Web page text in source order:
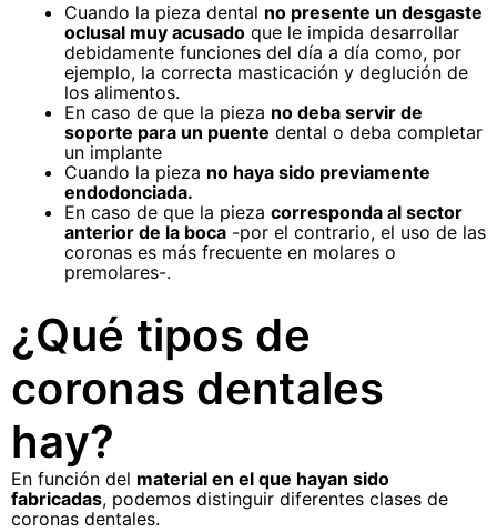
Cuando la pieza dental no presente un desgaste
oclusal muy acusado que le impida desarrollar
debidamente funciones del día a día como, por
ejemplo, la correcta masticación y deglución de
los alimentos.
En caso de que la pieza no deba servir de
soporte para un puente dental o deba completar
un implante
Cuando la pieza no haya sido previamente
endodonciada.
En caso de que la pieza corresponda al sector
anterior de la boca -por el contrario, el uso de las
coronas es más frecuente en molares o
premolares-.
¿Qué tipos de
coronas dentales
hay?
En función del material en el que hayan sido
fabricadas, podemos distinguir diferentes clases de
coronas dentales.